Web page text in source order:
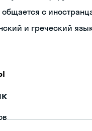
общается с
и греческий